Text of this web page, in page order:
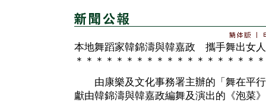
本地舞蹈家韓錦濤與韓嘉政 攜手舞出女
＊＊＊＊＊＊＊＊＊＊＊＊＊＊＊＊＊＊
由康樂及文化事務署主辦的「舞在平行
獻由韓錦濤與韓嘉政編舞及演出的《泡菜